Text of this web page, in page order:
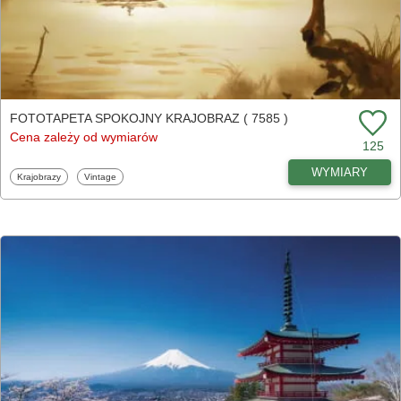
FOTOTAPETA SPOKOJNY KRAJOBRAZ ( 7585 )
Cena zależy od wymiarów
125
Fototapety
Krajobrazy Fototapety
Vintage WYMIARY